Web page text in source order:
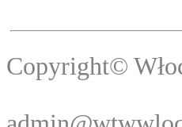
Copyright©